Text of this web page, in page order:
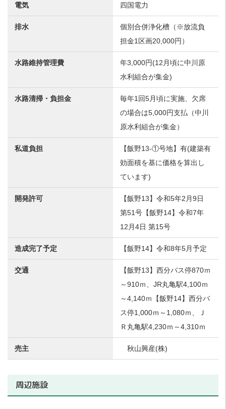
電気 四国電力
排水
個別合併浄化槽（※放流負
担金1区画20,000円）
水路維持管理費
年3,000円(12月頃に中川原
水利組合が集金)
水路清掃・負担金
毎年1回5月頃に実施、欠席
の場合は5,000円支払（中川
原水利組合が集金）
私道負担
【飯野13-①号地】有(建築有
効面積を基に価格を算出し
ています)
開発許可
【飯野13】令和5年2月9日
第51号【飯野14】令和7年
12月4日 第15号
造成完了予定 【飯野14】令和8年5月予定
交通
【飯野13】西分バス停870ｍ
～910ｍ、JR丸亀駅4,100ｍ
～4,140ｍ【飯野14】西分バ
ス停1,000ｍ～1,080ｍ、Ｊ
Ｒ丸亀駅4,230ｍ～4,310ｍ
売主 秋山興産(株)
周辺施設